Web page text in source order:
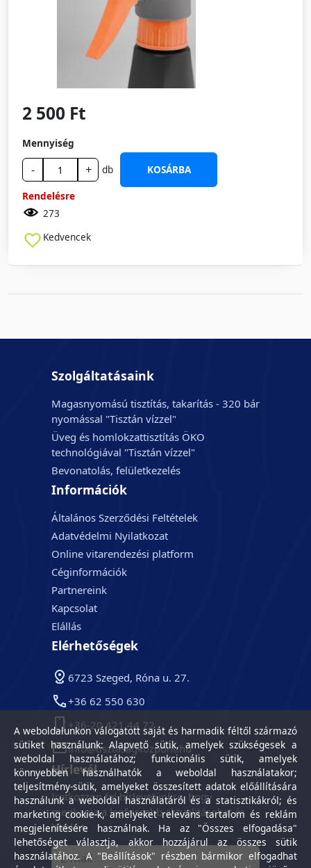
2 500 Ft
Mennyiség
- + db
KOSÁRBA
Rendelésre
273
Kedvencek
Szolgáltatásaink
Magasnyomású tisztítás, takarítás - 320 bár
nyomással "Tisztán vízzel"
Üveg és homlokzattisztítás ÖKO
technológiával "Tisztán vízzel"
Bevonatolás, felületkezelés
Információk
Általános Szerződési Feltételek
Adatvédelmi Nyilatkozat
Online vitarendezési platform
Céginformációk
Partnereink
Kapcsolat
Elállás
Elérhetőségek
6723 Szeged, Róna u. 27.
+36 62 550 630
+36-20 421 44 72
info@tisztasagkozpont.hu
Hírlevél
Iratkozzon fel hírlevelünkre, hogy
megkapja a legfrissebb aktualitásokat és
híreket.
A weboldalunkon válogatott saját és harmadik féltől származó
sütiket használunk: Alapvető sütik, amelyek szükségesek a
weboldal használatához; funkcionális sütik, amelyek
könnyebben használhatók a weboldal használatakor;
teljesítmény-sütik, amelyeket összesített adatok előállítására
használunk a weboldal használatáról és a statisztikákról; és
marketing cookie-k, amelyeket releváns tartalom és reklám
megjelenítésére használnak. Ha az "Összes elfogadása"
lehetőséget választja, akkor hozzájárul az összes sütik
használatához. A "Beállítások" részben bármikor elfogadhat